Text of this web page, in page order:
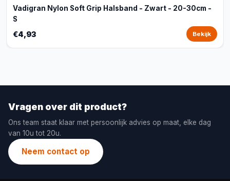
Vadigran Nylon Soft Grip Halsband - Zwart - 20-30cm -
S
€4,93 Bekijk
Vragen over dit product?
Ons team staat klaar met persoonlijk advies op maat, elke dag
van 10u tot 20u.
Neem contact op